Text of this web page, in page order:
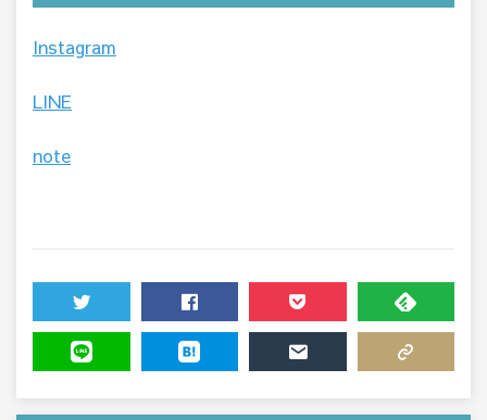
Instagram
LINE
note
TWEET SHARE POCKET FEEDLY